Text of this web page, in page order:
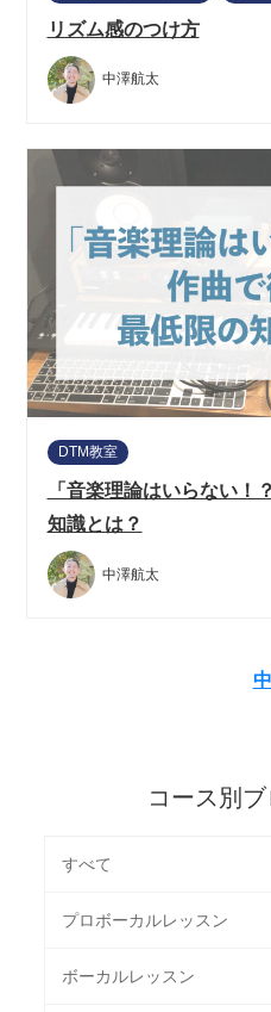
リズム感のつけ方
中澤航太
DTM教室
「音楽理論はいらない！
知識とは？
中澤航太
コース別
すべて
プロボーカルレッスン
ボーカルレッスン